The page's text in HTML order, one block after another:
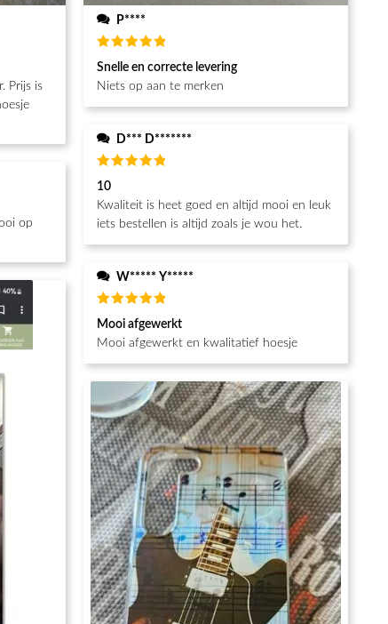
op
P****
Beoordeeld
5van de 5
Snelle en correcte levering
Niets op aan te merken
D*** D*******
Beoordeeld
5van de 5
10
Kwaliteit is heet goed en altijd mooi en leuk
iets bestellen is altijd zoals je wou het.
W***** Y*****
Beoordeeld
5van de 5
Mooi afgewerkt
Mooi afgewerkt en kwalitatief hoesje